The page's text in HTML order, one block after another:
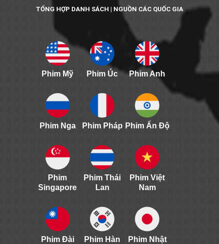
TỔNG HỢP DANH SÁCH | NGUỒN CÁC QUỐC GIA
Phim Mỹ Phim Úc Phim Anh
Phim Nga Phim Pháp Phim Ấn Độ
Phim
Singapore
Phim Thái
Lan
Phim Việt
Nam
Phim Đài
Phim Hàn
Phim Nhật